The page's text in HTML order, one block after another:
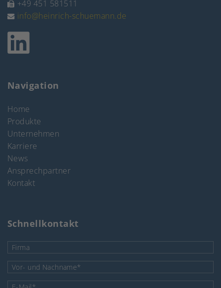
+49 451 581511
info@heinrich-schuemann.de
Navigation
Home
Produkte
Unternehmen
Karriere
News
Ansprechpartner
Kontakt
Schnellkontakt
Firma
Pflichtfeld
Vor- und Nachname
Pflichtfeld